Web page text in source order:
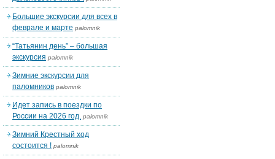
Большие экскурсии для всех в
феврале и марте palomnik
“Татьянин день” – большая
экскурсия palomnik
Зимние экскурсии для
паломников palomnik
Идет запись в поездки по
России на 2026 год. palomnik
Зимний Крестный ход
состоится ! palomnik